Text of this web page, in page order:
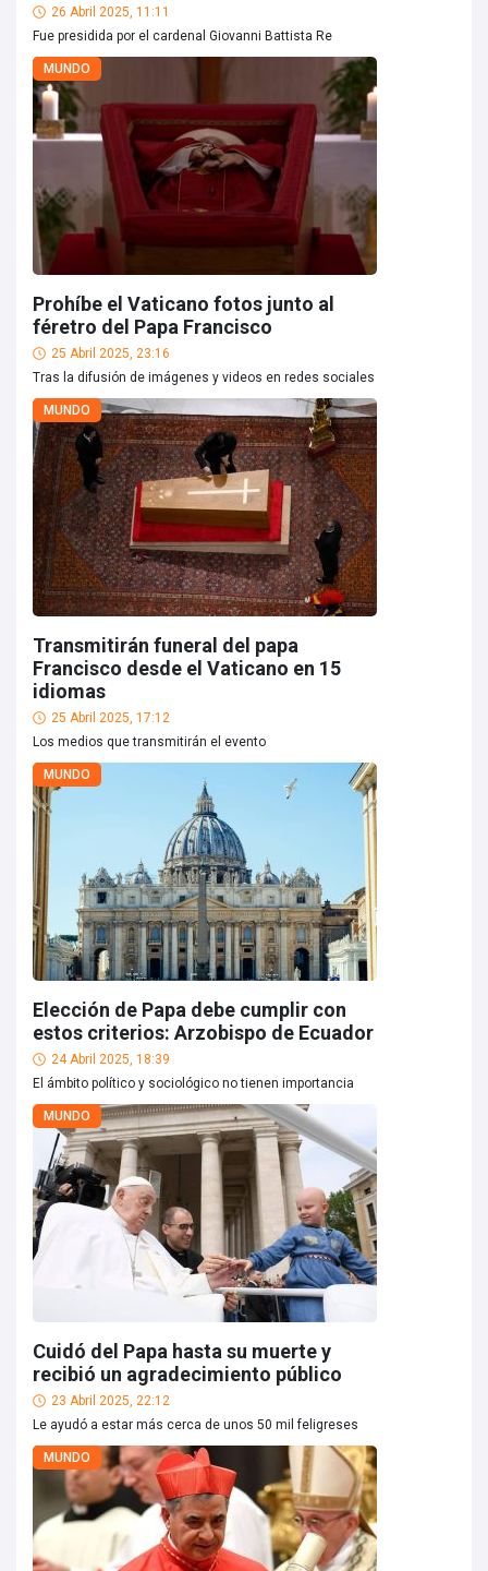
26 Abril 2025, 11:11
Fue presidida por el cardenal Giovanni Battista Re
MUNDO
Prohíbe el Vaticano fotos junto al
féretro del Papa Francisco
25 Abril 2025, 23:16
Tras la difusión de imágenes y videos en redes sociales
MUNDO
Transmitirán funeral del papa
Francisco desde el Vaticano en 15
idiomas
25 Abril 2025, 17:12
Los medios que transmitirán el evento
MUNDO
Elección de Papa debe cumplir con
estos criterios: Arzobispo de Ecuador
24 Abril 2025, 18:39
El ámbito político y sociológico no tienen importancia
MUNDO
Cuidó del Papa hasta su muerte y
recibió un agradecimiento público
23 Abril 2025, 22:12
Le ayudó a estar más cerca de unos 50 mil feligreses
MUNDO